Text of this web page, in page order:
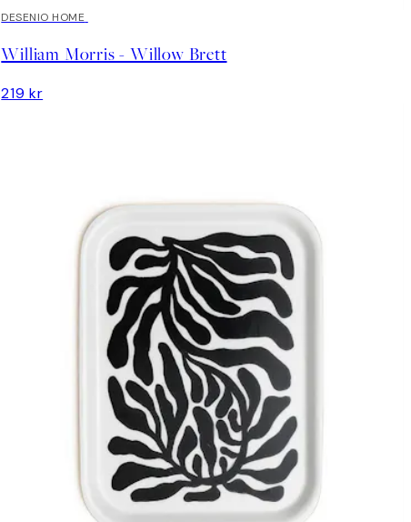
DESENIO HOME
William Morris - Willow Brett
219 kr